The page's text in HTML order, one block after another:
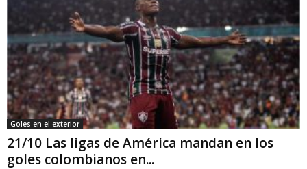
Goles en el exterior
21/10 Las ligas de América mandan en los
goles colombianos en...